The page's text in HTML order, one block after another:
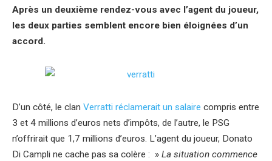
Après un deuxième rendez-vous avec l’agent du joueur,
les deux parties semblent encore bien éloignées d’un
accord.
D’un côté, le clan Verratti réclamerait un salaire compris entre
3 et 4 millions d’euros nets d’impôts, de l’autre, le PSG
n’offrirait que 1,7 millions d’euros. L’agent du joueur, Donato
Di Campli ne cache pas sa colère : » La situation commence